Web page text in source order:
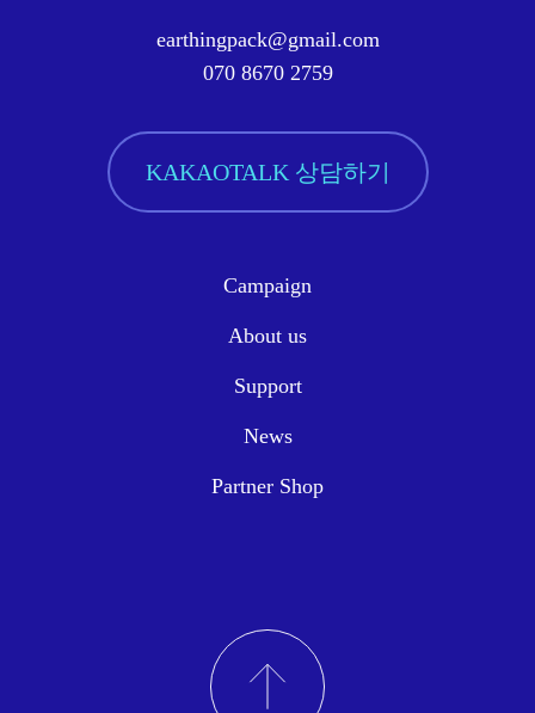
earthingpack@gmail.com
070 8670 2759
KAKAOTALK 상담하기
Campaign
About us
Support
News
Partner Shop